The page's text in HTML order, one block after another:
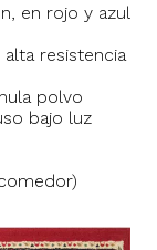
en rojo y azul
resistencia
polvo
bajo luz